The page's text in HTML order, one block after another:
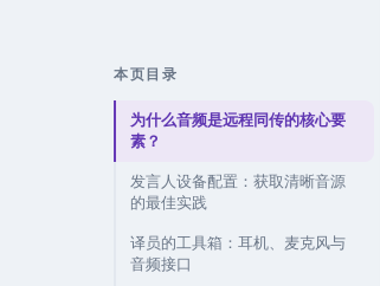
本页目录
为什么音频是远程同传的核心要
素？
发言人设备配置：获取清晰音源
的最佳实践
译员的工具箱：耳机、麦克风与
音频接口